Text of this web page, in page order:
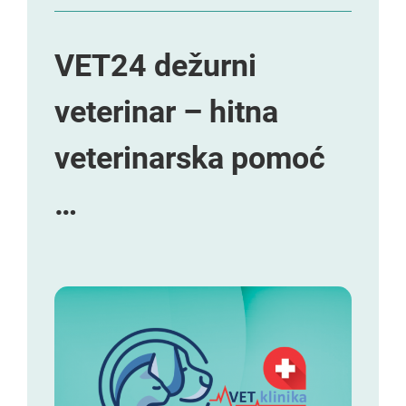
VET24 dežurni
veterinar – hitna
veterinarska pomoć
…